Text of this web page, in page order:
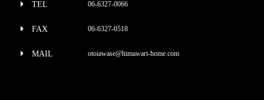
TEL 06-6327-0066
FAX 06-6327-0518
MAIL otoiawase@himawari-home.com